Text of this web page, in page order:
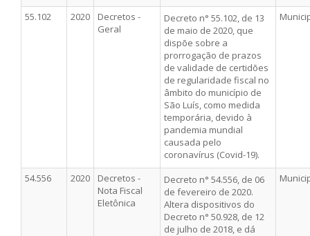
55.102 2020
Decretos -
Geral
Decreto n° 55.102, de 13
de maio de 2020, que
dispõe sobre a
prorrogação de prazos
de validade de certidões
de regularidade fiscal no
âmbito do município de
São Luís, como medida
temporária, devido à
pandemia mundial
causada pelo
coronavírus (Covid-19).
54.556 2020
Decretos -
Nota Fiscal
Eletônica
Decreto n° 54.556, de 06
de fevereiro de 2020.
Altera dispositivos do
Decreto n° 50.928, de 12
de julho de 2018, e dá